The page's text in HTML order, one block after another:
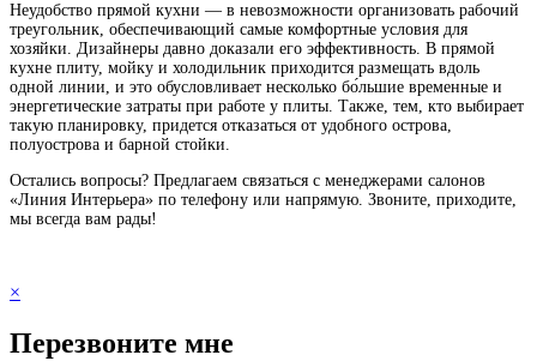
Неудобство прямой кухни — в невозможности организовать рабочий
треугольник, обеспечивающий самые комфортные условия для
хозяйки. Дизайнеры давно доказали его эффективность. В прямой
кухне плиту, мойку и холодильник приходится размещать вдоль
одной линии, и это обусловливает несколько бо́льшие временные и
энергетические затраты при работе у плиты. Также, тем, кто выбирает
такую планировку, придется отказаться от удобного острова,
полуострова и барной стойки.
Остались вопросы? Предлагаем связаться с менеджерами салонов
«Линия Интерьера» по телефону или напрямую. Звоните, приходите,
мы всегда вам рады!
×
Перезвоните мне